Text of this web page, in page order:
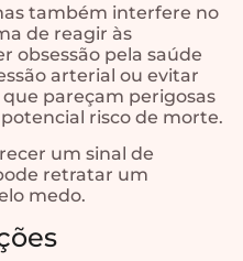
também interfere no
de reagir às
obsessão pela saúde
arterial ou evitar
pareçam perigosas
risco de morte.
um sinal de
retratar um
medo.